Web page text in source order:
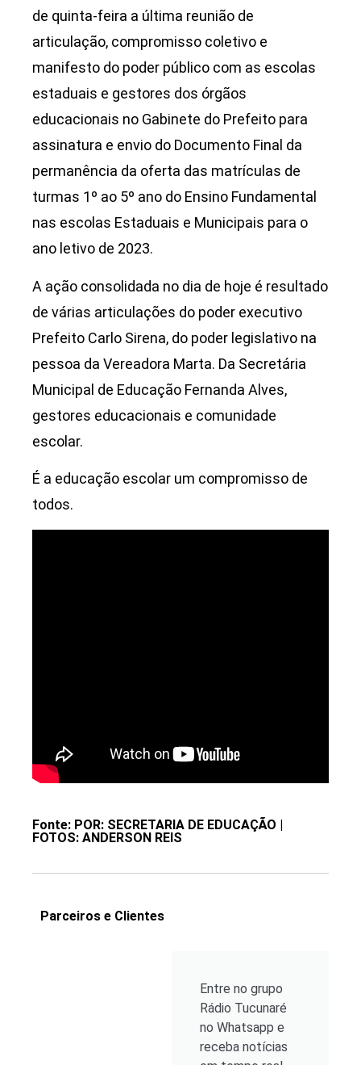
de quinta-feira a última reunião de
articulação, compromisso coletivo e
manifesto do poder público com as escolas
estaduais e gestores dos órgãos
educacionais no Gabinete do Prefeito para
assinatura e envio do Documento Final da
permanência da oferta das matrículas de
turmas 1º ao 5º ano do Ensino Fundamental
nas escolas Estaduais e Municipais para o
ano letivo de 2023.
A ação consolidada no dia de hoje é resultado
de várias articulações do poder executivo
Prefeito Carlo Sirena, do poder legislativo na
pessoa da Vereadora Marta. Da Secretária
Municipal de Educação Fernanda Alves,
gestores educacionais e comunidade
escolar.
É a educação escolar um compromisso de
todos.
Fonte: POR: SECRETARIA DE EDUCAÇÃO |
FOTOS: ANDERSON REIS
Parceiros e Clientes
Entre no grupo
Rádio Tucunaré
no Whatsapp e
receba notícias